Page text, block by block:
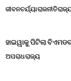
ଜୀବନଚର୍ଯ୍ୟାରାଜନୀତି
ହାଇୱାକୁ ପିଟିଲା
ଅପରାଧରାଜ୍ୟ